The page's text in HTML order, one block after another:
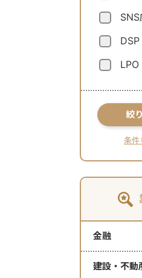
DSP
LPO
絞
条件
金融
建設・不動